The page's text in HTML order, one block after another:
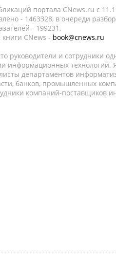
портала CNews.ru c
- 1463328, в очереди
- 199231.
CNews - book@cnews.ru
руководители и сотрудники
информационных
департаментов
банков, промышленных
компаний-поставщиков